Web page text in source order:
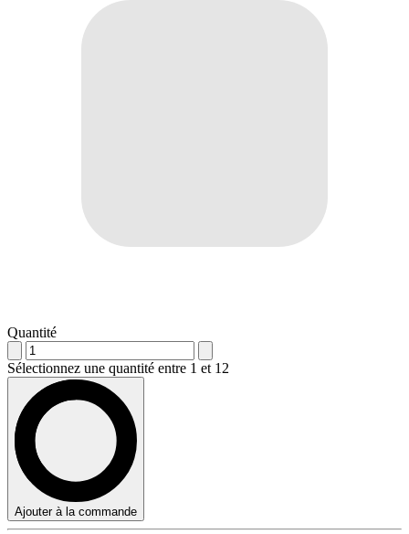
Quantité
Sélectionnez une quantité entre 1 et 12
Ajouter à la commande